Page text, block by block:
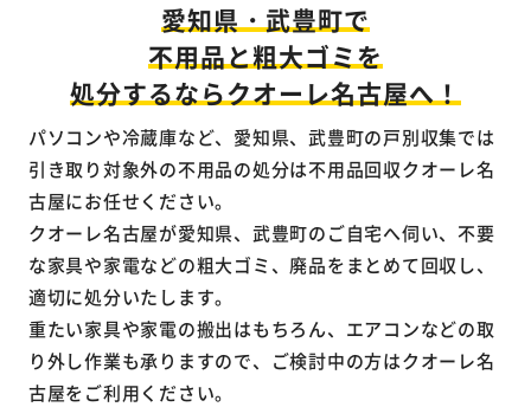
愛知県・武豊町で
不用品と粗大ゴミを
処分するならクオーレ名古屋へ！
パソコンや冷蔵庫など、愛知県、武豊町の戸別収集では
引き取り対象外の不用品の処分は不用品回収クオーレ名
古屋にお任せください。
クオーレ名古屋が愛知県、武豊町のご自宅へ伺い、不要
な家具や家電などの粗大ゴミ、廃品をまとめて回収し、
適切に処分いたします。
重たい家具や家電の搬出はもちろん、エアコンなどの取
り外し作業も承りますので、ご検討中の方はクオーレ名
古屋をご利用ください。